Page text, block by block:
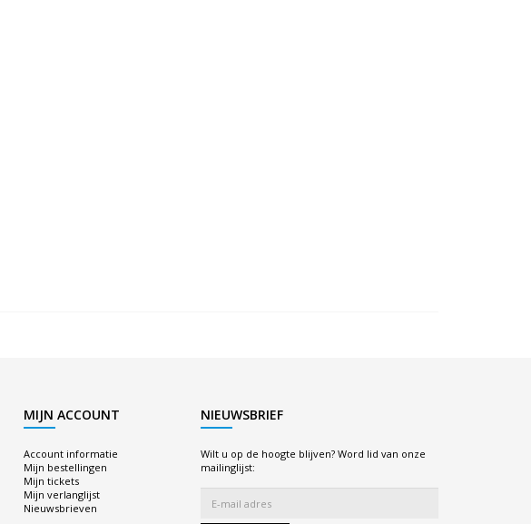
MIJN ACCOUNT
Account informatie
Mijn bestellingen
Mijn tickets
Mijn verlanglijst
Nieuwsbrieven
NIEUWSBRIEF
Wilt u op de hoogte blijven? Word lid van onze
mailinglijst: